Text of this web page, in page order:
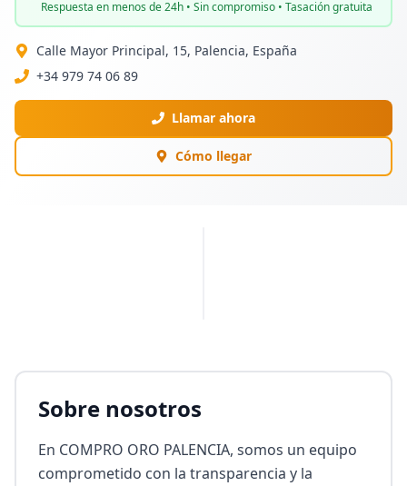
Respuesta en menos de 24h • Sin compromiso • Tasación gratuita
Calle Mayor Principal, 15, Palencia, España
+34 979 74 06 89
Llamar ahora
Cómo llegar
Sobre nosotros
En COMPRO ORO PALENCIA, somos un equipo
comprometido con la transparencia y la